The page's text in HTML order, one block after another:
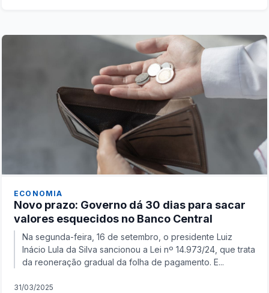
ECONOMIA
Novo prazo: Governo dá 30 dias para sacar
valores esquecidos no Banco Central
Na segunda-feira, 16 de setembro, o presidente Luiz
Inácio Lula da Silva sancionou a Lei nº 14.973/24, que trata
da reoneração gradual da folha de pagamento. E...
31/03/2025